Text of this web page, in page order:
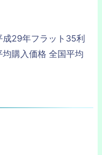
29年フラット35利
購入価格 全国平均